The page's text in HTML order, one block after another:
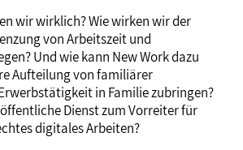
wir wirklich? Wie wirken wir der
von Arbeitszeit und
Und wie kann New Work dazu
Aufteilung von familiärer
in Familie zubringen?
Dienst zum Vorreiter für
digitales Arbeiten?